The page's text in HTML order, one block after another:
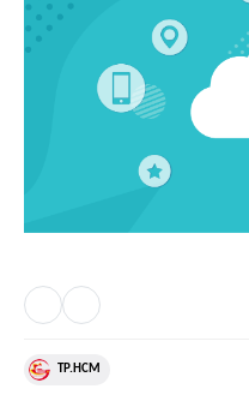
TP.HCM